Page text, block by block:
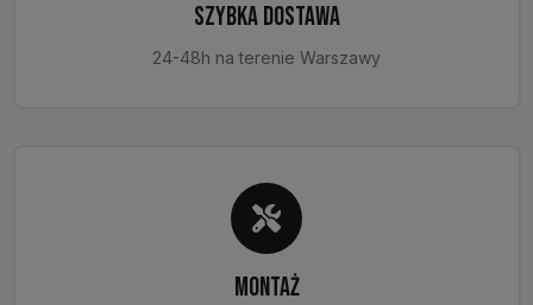
SZYBKA DOSTAWA
24-48h na terenie Warszawy
MONTAŻ